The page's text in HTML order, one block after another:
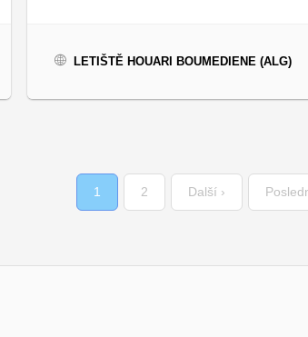
LETIŠTĚ HOUARI BOUMEDIENE (ALG)
Current
page
1 Page
2
Next
page
Další ›
Last
page